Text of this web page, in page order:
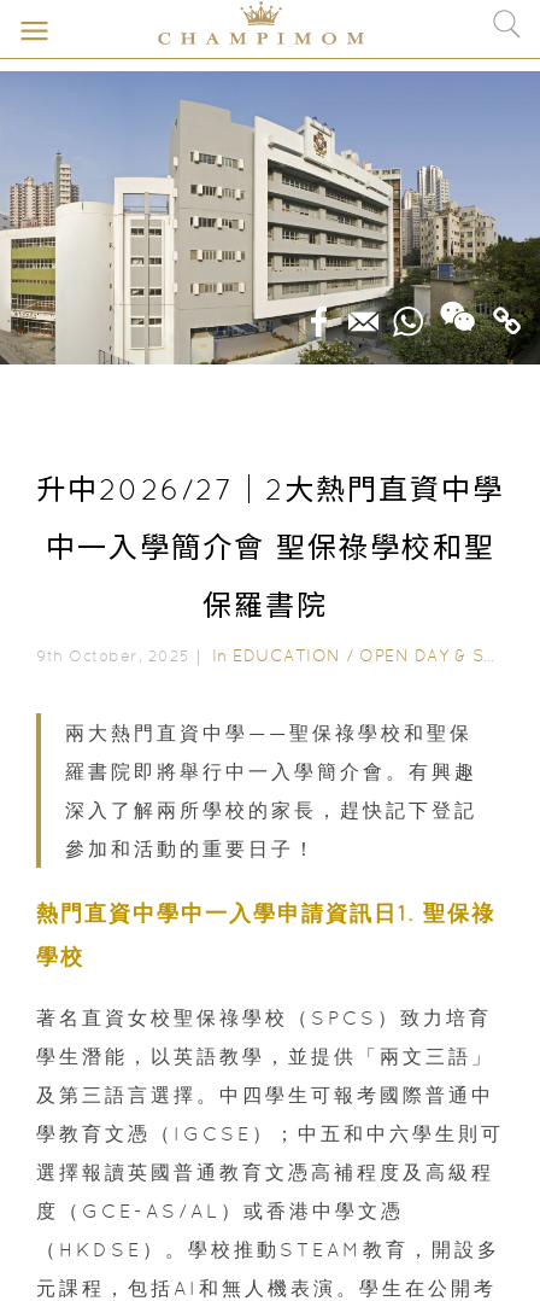
升中2026/27｜2大熱門直資中學
中一入學簡介會 聖保祿學校和聖
保羅書院
9th October, 2025｜ In EDUCATION / OPEN DAY & SCHOOL EVENTS
兩大熱門直資中學——聖保祿學校和聖保
羅書院即將舉行中一入學簡介會。有興趣
深入了解兩所學校的家長，趕快記下登記
參加和活動的重要日子！
熱門直資中學中一入學申請資訊日1. 聖保祿
學校
著名直資女校聖保祿學校（SPCS）致力培育
學生潛能，以英語教學，並提供「兩文三語」
及第三語言選擇。中四學生可報考國際普通中
學教育文憑（IGCSE）；中五和中六學生則可
選擇報讀英國普通教育文憑高補程度及高級程
度（GCE-AS/AL）或香港中學文憑
（HKDSE）。學校推動STEAM教育，開設多
元課程，包括AI和無人機表演。學生在公開考